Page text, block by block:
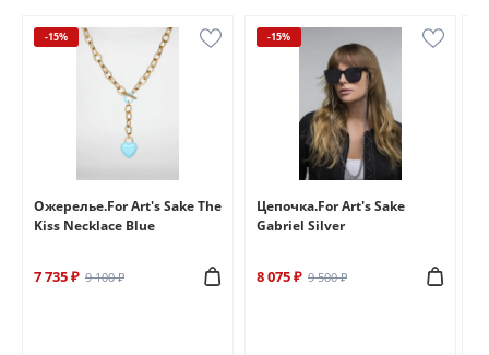
-15%
Ожерелье.For Art's Sake The
Kiss Necklace Blue
7 735 ₽ 9 100 ₽
-15%
Цепочка.For Art's Sake
Gabriel Silver
8 075 ₽ 9 500 ₽